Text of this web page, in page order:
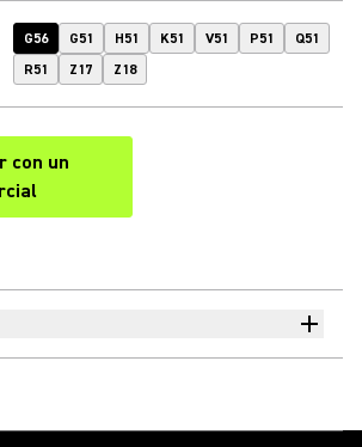
G56 G51 H51 K51 V51 P51
Q51
R51
Z17 Z18
con un